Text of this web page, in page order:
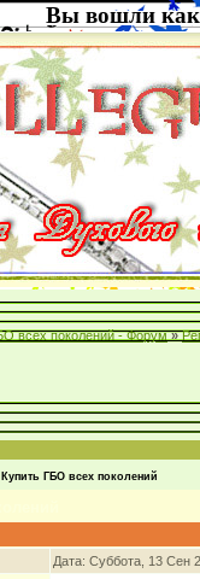
Вы вошли как
всех поколений - Форум »
Купить ГБО всех поколений
Дата: Суббота, 13 Сен